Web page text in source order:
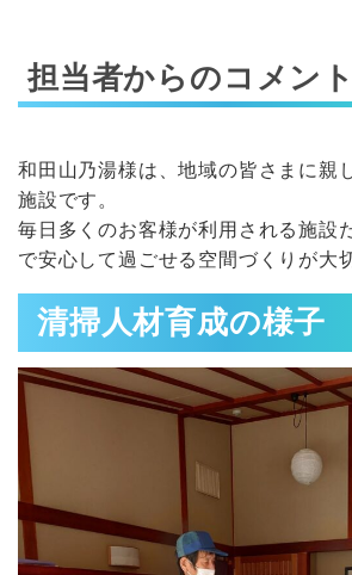
担当者からのコメント
和田山乃湯様は、地域の皆さまに親
施設です。
毎日多くのお客様が利用される施設
で安心して過ごせる空間づくりが大
清掃人材育成の様子